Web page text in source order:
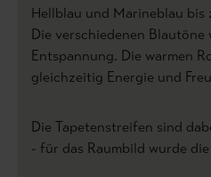
Hellblau und Marineblau
Die verschiedenen
Entspannung. Die warmen
gleichzeitig Energie und
Die Tapetenstreifen sind
- für das Raumbild wurde